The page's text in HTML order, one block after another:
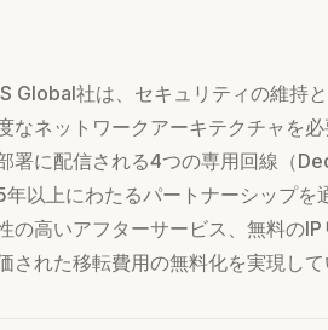
Global社は、セキュリティの維持
なネットワークアーキテクチャを
署に配信される4つの専用回線（
年以上にわたるパートナーシップ
の高いアフターサービス、無料の
された移転費用の無料化を実現して